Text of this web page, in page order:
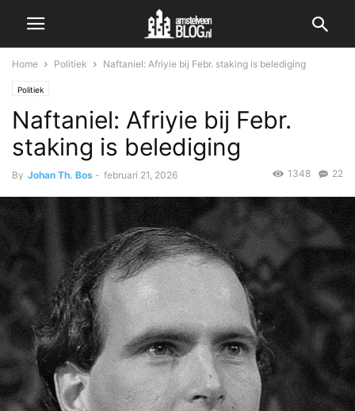
Home Politiek Naftaniel: Afriyie bij Febr. staking is belediging
Politiek
Naftaniel: Afriyie bij Febr.
staking is belediging
By Johan Th. Bos - februari 21, 2026 22
1348